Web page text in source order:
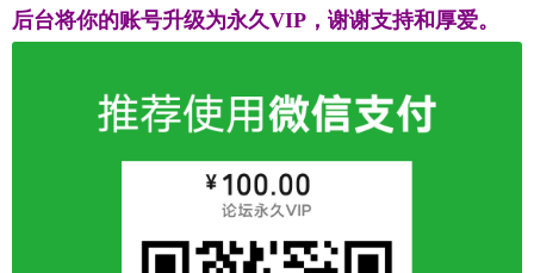
后台将你的账号升级为永久VIP，谢谢支持和厚爱。